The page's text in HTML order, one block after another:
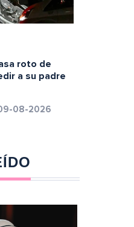
roto de
a su padre
08-2026